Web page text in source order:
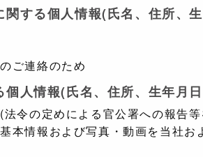
する個人情報(氏名、住所、
ご連絡のため
人情報(氏名、住所、生年月
令の定めによる官公署への報告
本情報および写真・動画を当社